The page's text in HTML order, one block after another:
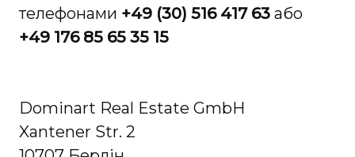
телефонами +49 (30) 516 417 63 або
+49 176 85 65 35 15
Dominart Real Estate GmbH
Xantener Str. 2